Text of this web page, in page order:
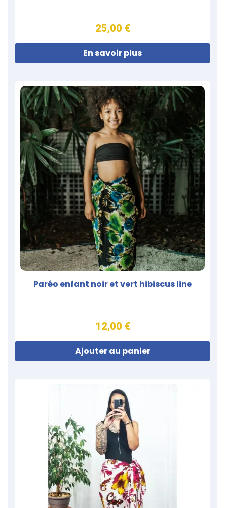
25,00 €
En savoir plus
Paréo enfant noir et vert hibiscus line
12,00 €
Ajouter au panier